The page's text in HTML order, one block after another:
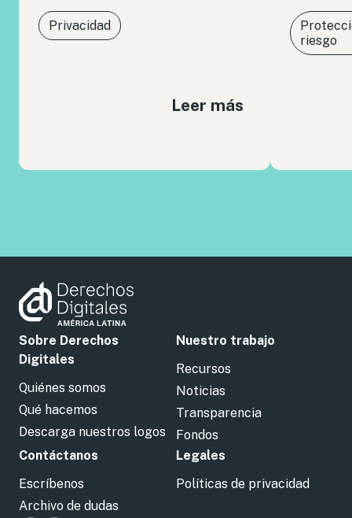
Privacidad
Leer más
riesgo
Sobre Derechos
Digitales
Quiénes somos
Qué hacemos
Descarga nuestros logos
Nuestro trabajo
Recursos
Noticias
Transparencia
Fondos
Contáctanos
Escríbenos
Archivo de dudas
Legales
Políticas de privacidad